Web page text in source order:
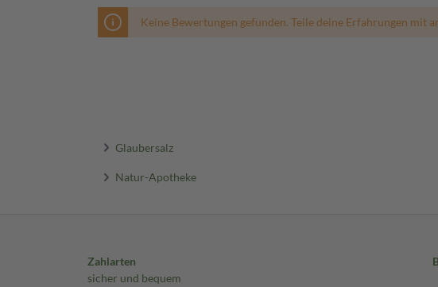
Keine Bewertungen gefunden. Teile deine Erfahrungen mit
Glaubersalz
Natur-Apotheke
Zahlarten
sicher und bequem